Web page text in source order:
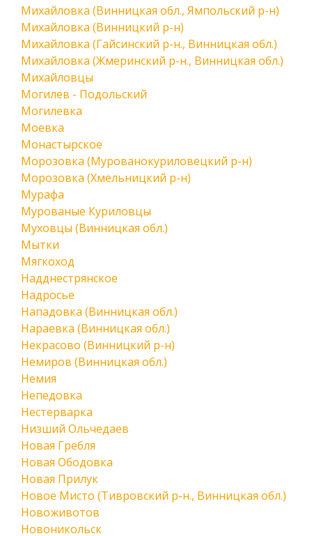
Михайловка (Винницкая обл., Ямпольский р-н)
Михайловка (Винницкий р-н)
Михайловка (Гайсинский р-н., Винницкая обл.)
Михайловка (Жмеринский р-н., Винницкая обл.)
Михайловцы
Могилев - Подольский
Могилевка
Моевка
Монастырское
Морозовка (Мурованокуриловецкий р-н)
Морозовка (Хмельницкий р-н)
Мурафа
Мурованые Куриловцы
Муховцы (Винницкая обл.)
Мытки
Мягкоход
Надднестрянское
Надросье
Нападовка (Винницкая обл.)
Нараевка (Винницкая обл.)
Некрасово (Винницкий р-н)
Немиров (Винницкая обл.)
Немия
Непедовка
Нестерварка
Низший Ольчедаев
Новая Гребля
Новая Ободовка
Новая Прилук
Новое Мисто (Тивровский р-н., Винницкая обл.)
Новоживотов
Новоникольск